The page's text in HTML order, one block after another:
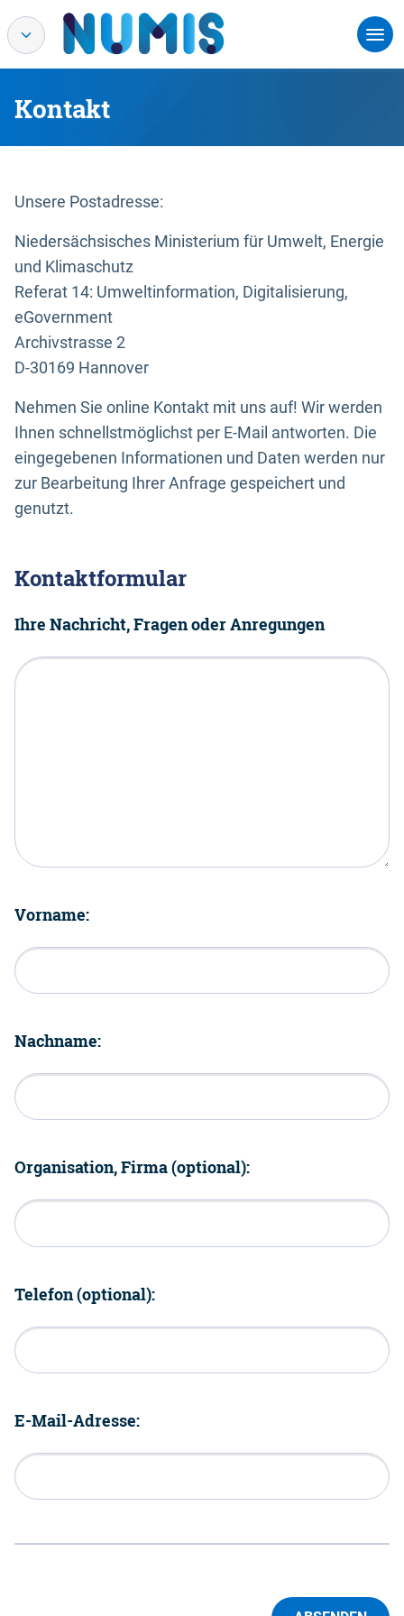
Kontakt
Unsere Postadresse:
Niedersächsisches Ministerium für Umwelt, Energie
und Klimaschutz
Referat 14: Umweltinformation, Digitalisierung,
eGovernment
Archivstrasse 2
D-30169 Hannover
Nehmen Sie online Kontakt mit uns auf! Wir werden
Ihnen schnellstmöglichst per E-Mail antworten. Die
eingegebenen Informationen und Daten werden nur
zur Bearbeitung Ihrer Anfrage gespeichert und
genutzt.
Kontaktformular
Ihre Nachricht, Fragen oder Anregungen
Vorname:
Nachname:
Organisation, Firma (optional):
Telefon (optional):
E-Mail-Adresse: